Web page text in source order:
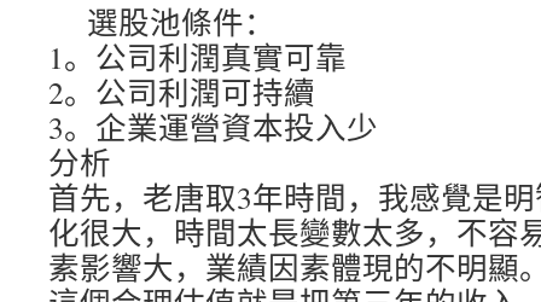
選股池條件：
1。公司利潤真實可靠
2。公司利潤可持續
3。企業運營資本投入少
分析
首先，老唐取3年時間，我感覺是
化很大，時間太長變數太多，不容
素影響大，業績因素體現的不明顯